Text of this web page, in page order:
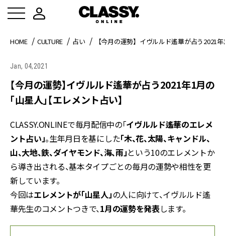
HOME CULTURE 占い 【今月の運勢】イヴルルド遙華が占う2021
Jan, 04,2021
【今月の運勢】イヴルルド遙華が占う2021年1月の
「山星人」【エレメント占い】
CLASSY.ONLINEで毎月配信中の「イヴルルド遙華のエレメ
ント占い」。生年月日を基にした「木、花、太陽、キャンドル、
山、大地、鉄、ダイヤモンド、海、雨」という10のエレメントか
ら導き出される、基本タイプごとの毎月の運勢や相性を更
新しています。
今回はエレメントが「山星人」の人に向けて、イヴルルド遙
華先生のコメントつきで、1月の運勢を発表します。